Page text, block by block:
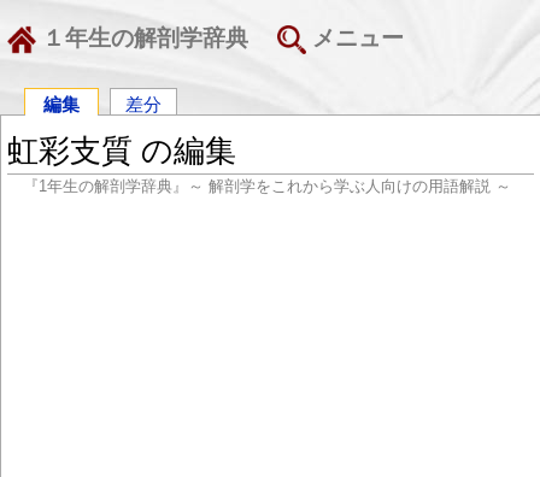
１年生の解剖学辞典 メニュー
編集 差分
虹彩支質 の編集
『1年生の解剖学辞典』～ 解剖学をこれから学ぶ人向けの用語解説 ～